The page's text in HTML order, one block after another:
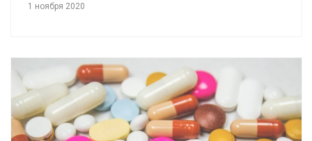
1 ноября 2020